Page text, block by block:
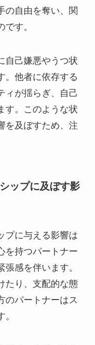
の自由を奪い、関
す。
自己嫌悪やうつ状
。他者に依存する
ィが揺らぎ、自己
す。このような状
を及ぼすため、注
ップに及ぼす影
プに与える影響は
を持つパートナー
感を伴います。
たり、支配的な態
のパートナーはス